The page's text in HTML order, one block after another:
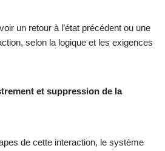
un retour à l’état précédent ou une
selon la logique et les exigences
et suppression de la
de cette interaction, le système